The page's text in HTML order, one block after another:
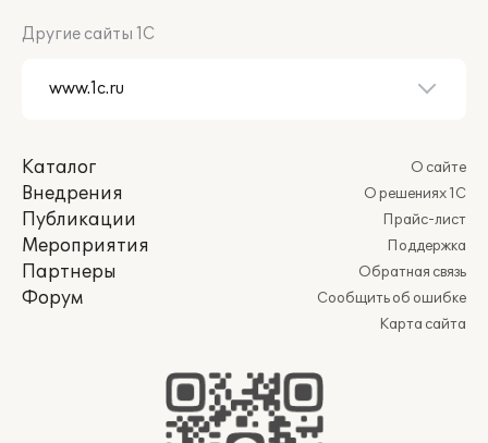
Другие сайты 1С
Каталог
Внедрения
Публикации
Мероприятия
Партнеры
Форум
О сайте
О решениях 1С
Прайс-лист
Поддержка
Обратная связь
Сообщить об ошибке
Карта сайта